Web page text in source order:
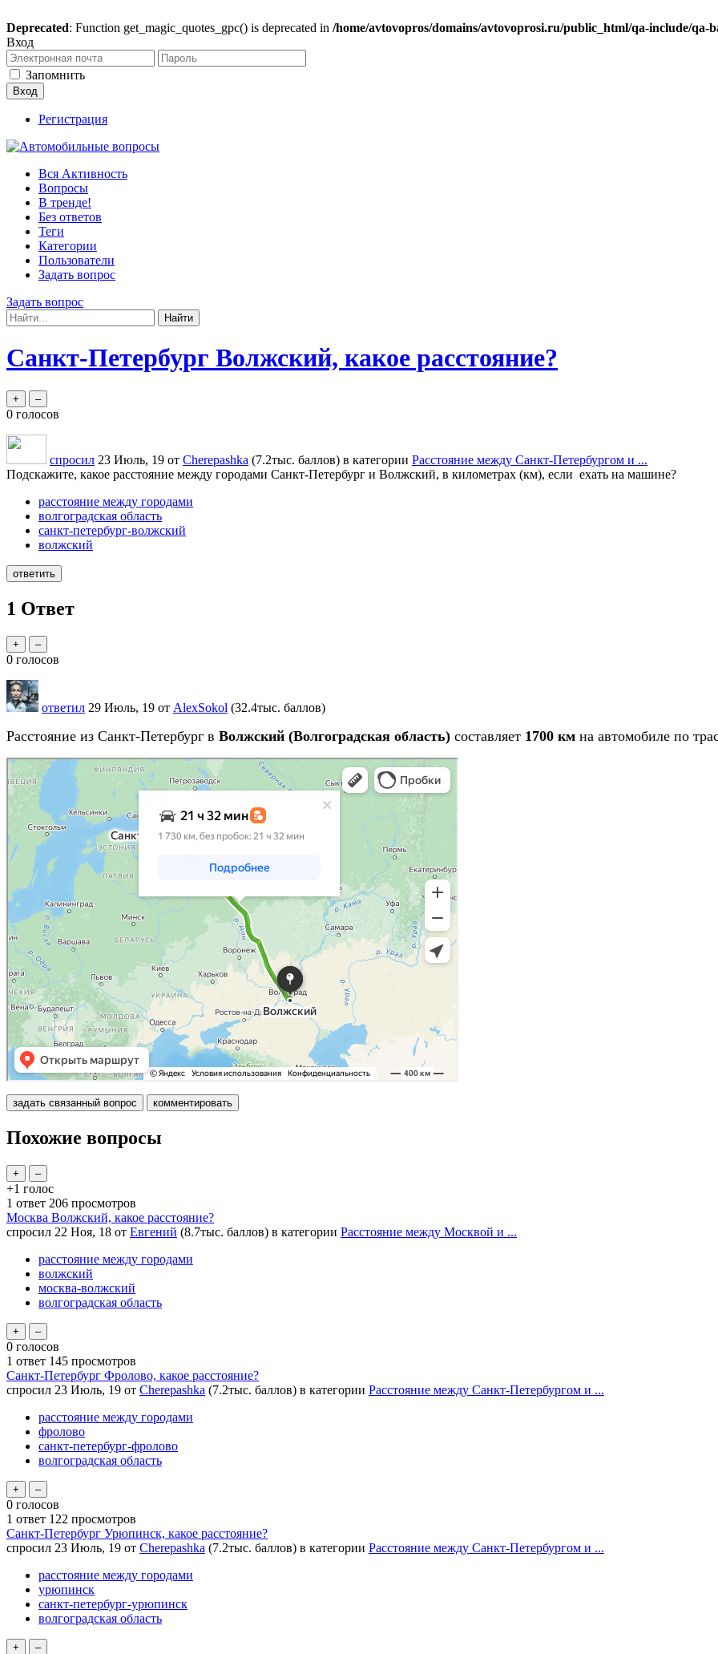
Deprecated: Function get_magic_quotes_gpc() is deprecated in /home/avtovopros/domains/avtovoprosi.ru/public_html/qa-include/qa-
Вход
Запомнить
Регистрация
Вся Активность
Вопросы
В тренде!
Без ответов
Теги
Категории
Пользователи
Задать вопрос
Задать вопрос
Санкт-Петербург Волжский, какое расстояние?
0 голосов
спросил 23 Июль, 19 от Cherepashka (7.2тыс. баллов) в категории Расстояние между Санкт-Петербургом и ...
Подскажите, какое расстояние между городами Санкт-Петербург и Волжский, в километрах (км), если ехать на машине?
расстояние между городами
волгоградская область
санкт-петербург-волжский
волжский
1 Ответ
0 голосов
ответил 29 Июль, 19 от AlexSokol (32.4тыс. баллов)
Расстояние из Санкт-Петербург в Волжский (Волгоградская область) составляет 1700 км на автомобиле по
Похожие вопросы
+1 голос
1 ответ 206 просмотров
Москва Волжский, какое расстояние?
спросил 22 Ноя, 18 от Евгений (8.7тыс. баллов) в категории Расстояние между Москвой и ...
расстояние между городами
волжский
москва-волжский
волгоградская область
0 голосов
1 ответ 145 просмотров
Санкт-Петербург Фролово, какое расстояние?
спросил 23 Июль, 19 от Cherepashka (7.2тыс. баллов) в категории Расстояние между Санкт-Петербургом и ...
расстояние между городами
фролово
санкт-петербург-фролово
волгоградская область
0 голосов
1 ответ 122 просмотров
Санкт-Петербург Урюпинск, какое расстояние?
спросил 23 Июль, 19 от Cherepashka (7.2тыс. баллов) в категории Расстояние между Санкт-Петербургом и ...
расстояние между городами
урюпинск
санкт-петербург-урюпинск
волгоградская область